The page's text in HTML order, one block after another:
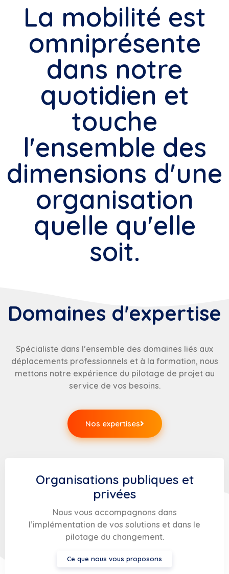
La mobilité est
omniprésente
dans notre
quotidien et
touche
l'ensemble des
dimensions d'une
organisation
quelle qu'elle
soit.
Domaines d'expertise
Spécialiste dans l’ensemble des domaines liés aux
déplacements professionnels et à la formation, nous
mettons notre expérience du pilotage de projet au
service de vos besoins.
Nos expertises
Organisations publiques et
privées
Nous vous accompagnons dans
l’implémentation de vos solutions et dans le
pilotage du changement.
Ce que nous vous proposons